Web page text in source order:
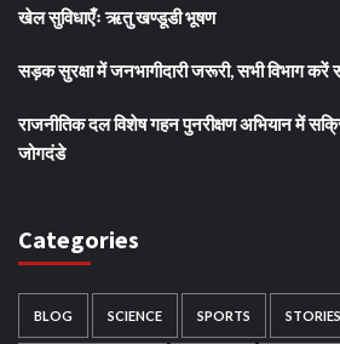
खेल सुविधाएँः ऋतु खण्डूडी भूषण
सड़क सुरक्षा में जनभागीदारी जरूरी, सभी विभाग करें
राजनीतिक दल विशेष गहन पुनरीक्षण अभियान में
जोगदंडे
Categories
BLOG SCIENCE SPORTS STORIES